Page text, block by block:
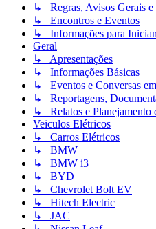
↳ Regras, Avisos Gerais e
↳ Encontros e Eventos
↳ Informações para
Geral
↳ Apresentações
↳ Informações Básicas
↳ Eventos e Conversas
↳ Reportagens,
↳ Relatos e Planejamento
Veiculos Elétricos
↳ Carros Elétricos
↳ BMW
↳ BMW i3
↳ BYD
↳ Chevrolet Bolt EV
↳ Hitech Electric
↳ JAC